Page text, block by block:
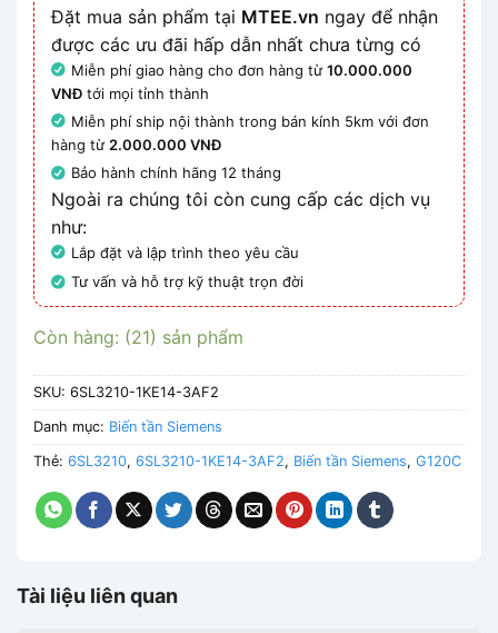
Đặt mua sản phẩm tại MTEE.vn ngay để nhận
được các ưu đãi hấp dẫn nhất chưa từng có
Miễn phí giao hàng cho đơn hàng từ10.000.000
VNĐ tới mọi tỉnh thành
Miễn phí ship nội thành trong bán kính 5km với đơn
hàng từ2.000.000 VNĐ
Bảo hành chính hãng 12 tháng
Ngoài ra chúng tôi còn cung cấp các dịch vụ
như:
Lắp đặt và lập trình theo yêu cầu
Tư vấn và hỗ trợ kỹ thuật trọn đời
Còn hàng: (21) sản phẩm
SKU: 6SL3210-1KE14-3AF2
Danh mục: Biến tần Siemens
Thẻ: 6SL3210, 6SL3210-1KE14-3AF2, Biến tần Siemens, G120C
Tài liệu liên quan